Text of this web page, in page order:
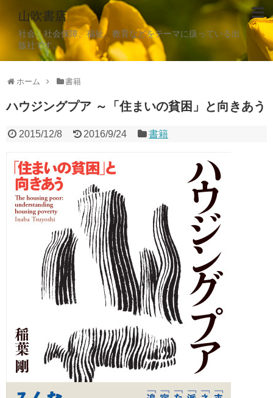
山吹書店
社会、社会保障、福祉、教育などをテーマに扱っている出
版社です。
ホーム 書籍
ハウジングプア ～「住まいの貧困」と向きあう
2015/12/8 2016/9/24 書籍